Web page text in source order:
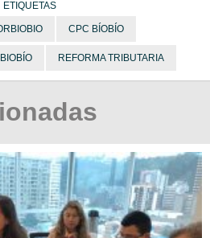
ETIQUETAS
CPC BÍOBÍO
REFORMA TRIBUTARIA